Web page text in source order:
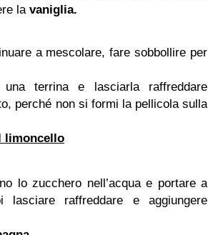
la vaniglia.
a mescolare, fare sobbollire per
terrina e lasciarla raffreddare
perché non si formi la pellicola sulla
limoncello
lo zucchero nell’acqua e portare a
lasciare raffreddare e aggiungere